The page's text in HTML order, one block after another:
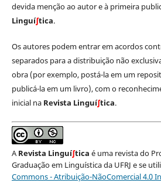
devida menção ao autor e à primeira
Linguí∫tica.
Os autores podem entrar em acordos
separados para a distribuição não
obra (por exemplo, postá-la em um
publicá-la em um livro), com o
inicial na Revista Linguí∫tica.
ARevista Linguí∫tica é uma revista do
Graduação em Linguística da UFRJ e se
Commons - Atribuição-NãoComercial 4.0